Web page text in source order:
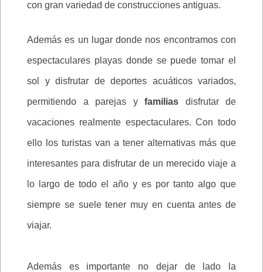
con gran variedad de construcciones antiguas.
Además es un lugar donde nos encontramos con
espectaculares playas donde se puede tomar el
sol y disfrutar de deportes acuáticos variados,
permitiendo a parejas y familias disfrutar de
vacaciones realmente espectaculares. Con todo
ello los turistas van a tener alternativas más que
interesantes para disfrutar de un merecido viaje a
lo largo de todo el año y es por tanto algo que
siempre se suele tener muy en cuenta antes de
viajar.
Además es importante no dejar de lado la